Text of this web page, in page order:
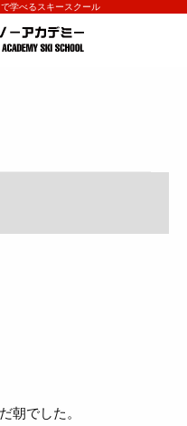
学べるスキースクール
朝でした。